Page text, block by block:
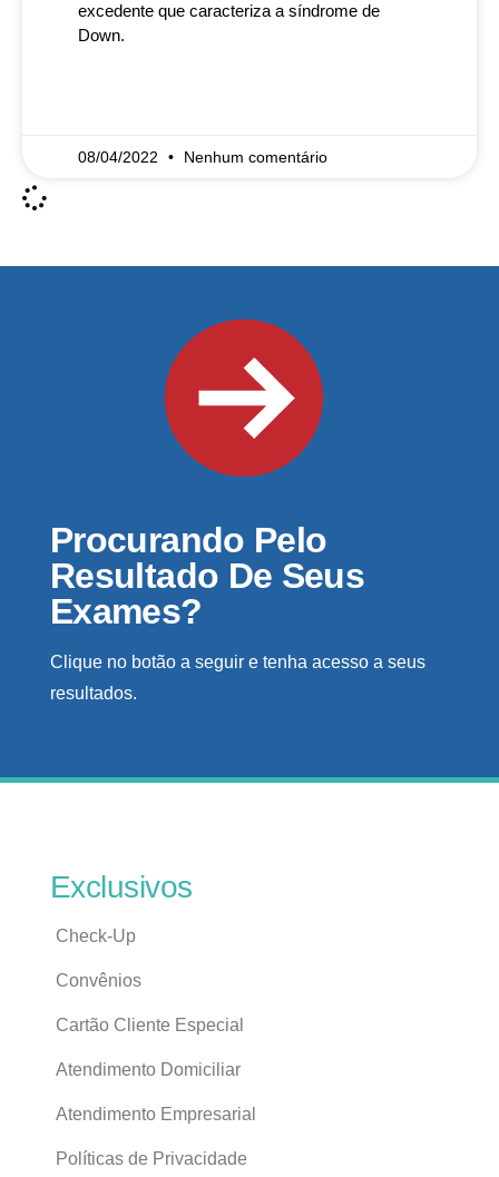
excedente que caracteriza a síndrome de
Down.
08/04/2022 Nenhum comentário
Procurando Pelo
Resultado De Seus
Exames?
Clique no botão a seguir e tenha acesso a seus
resultados.
Exclusivos
Check-Up
Convênios
Cartão Cliente Especial
Atendimento Domiciliar
Atendimento Empresarial
Políticas de Privacidade